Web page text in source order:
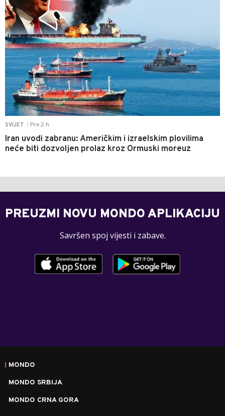
SVIJET Pre 2 h
Iran uvodi zabranu: Američkim i izraelskim plovilima
neće biti dozvoljen prolaz kroz Ormuski moreuz
PREUZMI NOVU MONDO APLIKACIJU
Savršen spoj vijesti i zabave.
MONDO
MONDO SRBIJA
MONDO CRNA GORA